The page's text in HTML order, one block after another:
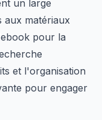
un large
aux matériaux
pour la
et l'organisation
pour engager